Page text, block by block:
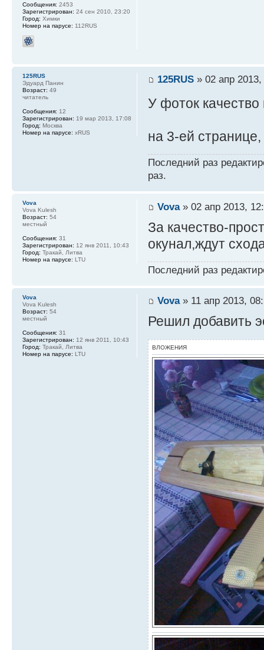
Сообщения: 2453
Зарегистрирован: 24 сен 2010, 23:20
Город: Химки
Номер на парусе: 112RUS
125RUS» 02 апр 2013,
У фоток
на 3-ей
Последний раз
раз.
125RUS
Эдуард Панин
Возраст: 49
читатель
Сообщения: 12
Зарегистрирован: 19 мар 2013, 17:08
Город: Москва
Номер на парусе: xRUS
Vova» 02 апр 2013,
За качество-
окунал,ждут
Последний раз
Vova
Vova Kulesh
Возраст: 54
местный
Сообщения: 31
Зарегистрирован: 12 янв 2011, 10:43
Город: Тракай, Литва
Номер на парусе: LTU
Vova» 11 апр 2013,
Решил добавить
ВЛОЖЕНИЯ
Vova
Vova Kulesh
Возраст: 54
местный
Сообщения: 31
Зарегистрирован: 12 янв 2011, 10:43
Город: Тракай, Литва
Номер на парусе: LTU